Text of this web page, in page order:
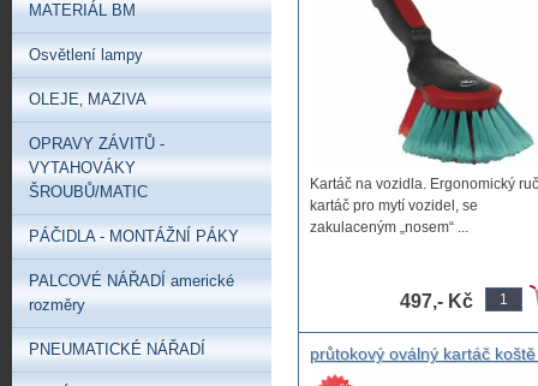
Kartáč na vozidla. Ergonomický
kartáč pro mytí vozidel, se
zakulaceným „nosem“ ...
497,- Kč
průtokový oválný kartáč
mytí aut s gumovým okrajem,
MATERIÁL BM
Osvětlení lampy
OLEJE‚ MAZIVA
OPRAVY ZÁVITŮ -
VYTAHOVÁKY
ŠROUBŮ/MATIC
PÁČIDLA - MONTÁŽNÍ PÁKY
PALCOVÉ NÁŘADÍ americké
rozměry
PNEUMATICKÉ NÁŘADÍ